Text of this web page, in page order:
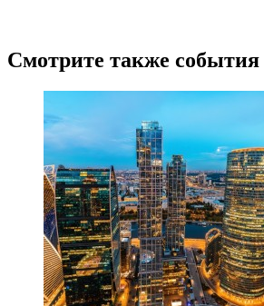
Смотрите также события